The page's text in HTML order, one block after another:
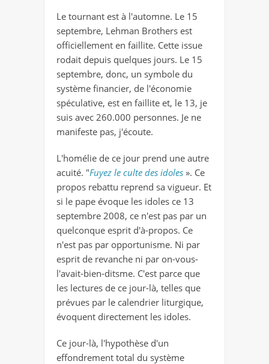
Le tournant est à l'automne. Le 15
septembre, Lehman Brothers est
officiellement en faillite. Cette issue
rodait depuis quelques jours. Le 15
septembre, donc, un symbole du
système financier, de l'économie
spéculative, est en faillite et, le 13, je
suis avec 260.000 personnes. Je ne
manifeste pas, j'écoute.
L'homélie de ce jour prend une autre
acuité. "Fuyez le culte des idoles ». Ce
propos rebattu reprend sa vigueur. Et
si le pape évoque les idoles ce 13
septembre 2008, ce n'est pas par un
quelconque esprit d'à-propos. Ce
n'est pas par opportunisme. Ni par
esprit de revanche ni par on-vous-
l'avait-bien-ditsme. C'est parce que
les lectures de ce jour-là, telles que
prévues par le calendrier liturgique,
évoquent directement les idoles.
Ce jour-là, l'hypothèse d'un
effondrement total du système